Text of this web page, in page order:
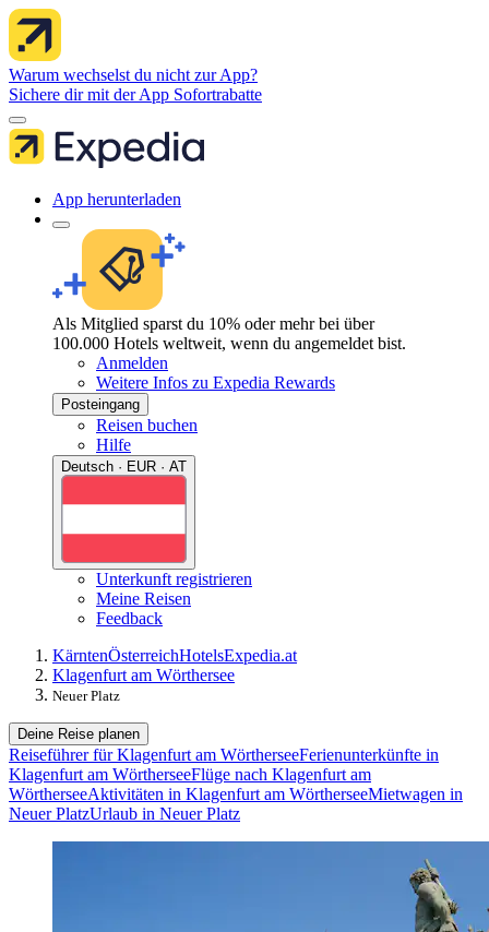
Warum wechselst du nicht zur App?
Sichere dir mit der App Sofortrabatte
App herunterladen
Als Mitglied sparst du 10% oder mehr bei über
100.000 Hotels weltweit, wenn du angemeldet bist.
Anmelden
Weitere Infos zu Expedia Rewards
Posteingang
Reisen buchen
Hilfe
Deutsch · EUR · AT
Unterkunft registrieren
Meine Reisen
Feedback
KärntenÖsterreichHotelsExpedia.at
Klagenfurt am Wörthersee
Neuer Platz
Deine Reise planen
Reiseführer für Klagenfurt am WörtherseeFerienunterkünfte in
Klagenfurt am WörtherseeFlüge nach Klagenfurt am
WörtherseeAktivitäten in Klagenfurt am WörtherseeMietwagen in
Neuer PlatzUrlaub in Neuer Platz